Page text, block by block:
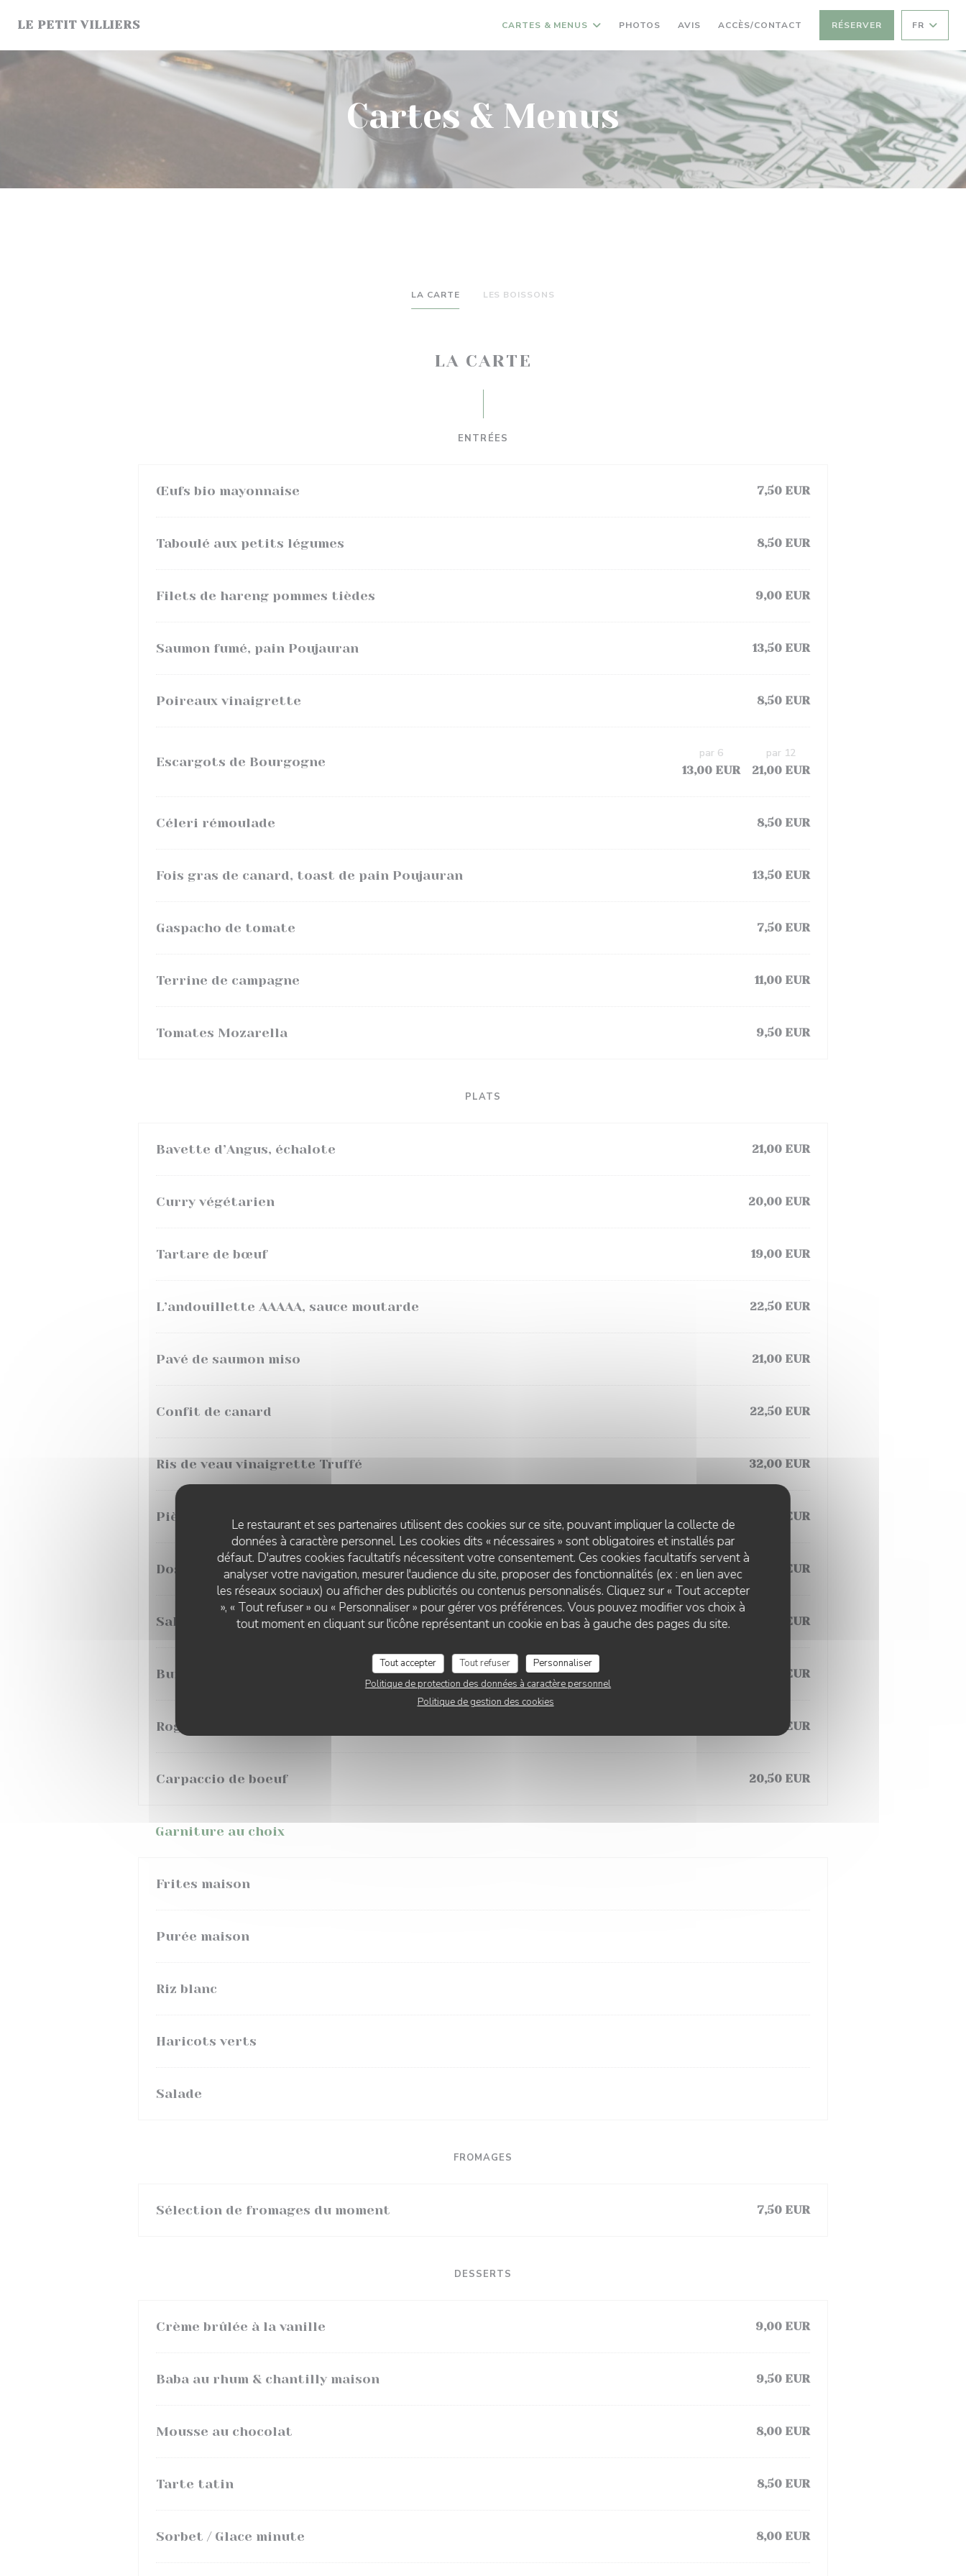
Le restaurant et ses partenaires utilisent des cookies sur ce site, pouvant impliquer la collecte de
données à caractère personnel. Les cookies dits « nécessaires » sont obligatoires et installés par
défaut. D'autres cookies facultatifs nécessitent votre consentement. Ces cookies facultatifs servent à
analyser votre navigation, mesurer l'audience du site, proposer des fonctionnalités (ex : en lien avec
les réseaux sociaux) ou afficher des publicités ou contenus personnalisés. Cliquez sur « Tout accepter
», « Tout refuser » ou « Personnaliser » pour gérer vos préférences. Vous pouvez modifier vos choix à
tout moment en cliquant sur l'icône représentant un cookie en bas à gauche des pages du site.
Tout accepter Tout refuser
Personnaliser
Politique de protection des données à caractère personnel
Politique de gestion des cookies
LE PETIT VILLIERS CARTES & MENUS PHOTOS AVIS ACCÈS/CONTACT RÉSERVER FR
Cartes & Menus
LA CARTE LES BOISSONS
LA CARTE
ENTRÉES
Œufs bio mayonnaise 7,50 EUR
Taboulé aux petits légumes 8,50 EUR
Filets de hareng pommes tièdes 9,00 EUR
Saumon fumé, pain Poujauran 13,50 EUR
Poireaux vinaigrette 8,50 EUR
Escargots de Bourgogne
13,00 EUR
par 6
21,00 EUR
par 12
Céleri rémoulade 8,50 EUR
Fois gras de canard, toast de pain Poujauran 13,50 EUR
Gaspacho de tomate 7,50 EUR
Terrine de campagne 11,00 EUR
Tomates Mozarella 9,50 EUR
PLATS
Bavette d’Angus, échalote 21,00 EUR
Curry végétarien 20,00 EUR
Tartare de bœuf 19,00 EUR
L’andouillette AAAAA, sauce moutarde 22,50 EUR
Pavé de saumon miso 21,00 EUR
Confit de canard 22,50 EUR
Ris de veau vinaigrette Truffé 32,00 EUR
Pièce du boucher, sauce au poivre ou béarnaise 24,50 EUR
Dos de cabillaud, sauce vierge 22,50 EUR
Salade César 19,50 EUR
Burger gourmand 19,50 EUR
Rognons, sauce moutarde 23,50 EUR
Carpaccio de boeuf 20,50 EUR
Garniture au choix
Frites maison
Purée maison
Riz blanc
Haricots verts
Salade
FROMAGES
Sélection de fromages du moment 7,50 EUR
DESSERTS
Crème brûlée à la vanille 9,00 EUR
Baba au rhum & chantilly maison 9,50 EUR
Mousse au chocolat 8,00 EUR
Tarte tatin 8,50 EUR
Sorbet / Glace minute 8,00 EUR
LE PETIT VILLIERS